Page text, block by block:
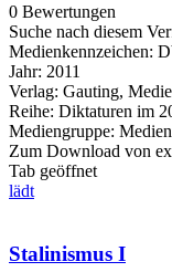
0 Bewertungen
Suche nach diesem
Medienkennzeichen:
Jahr: 2011
Verlag: Gauting,
Reihe: Diktaturen im
Mediengruppe:
Zum Download von
Tab geöffnet
lädt
Stalinismus I